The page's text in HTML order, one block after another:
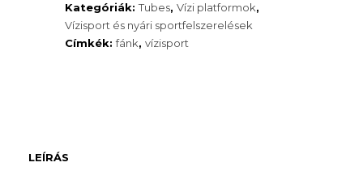
Kategóriák:Tubes, Vízi platformok,
Vízisport és nyári sportfelszerelések
Címkék:fánk, vízisport
LEÍRÁS